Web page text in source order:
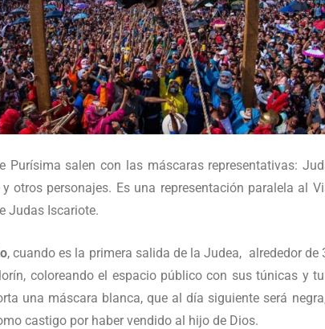
salen con las máscaras representativas:
otros personajes. Es una representación paralela al
Judas Iscariote.
, cuando es la primera salida de la Judea, alrededor
coloreando el espacio público con sus túnicas y
una máscara blanca, que al día siguiente será
castigo por haber vendido al hijo de Dios.